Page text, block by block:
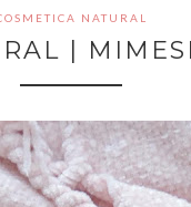
NATURAL
|